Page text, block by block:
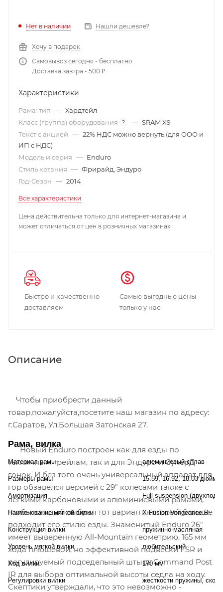
Нет в наличии Нашли дешевле?
Хочу в подарок
Самовывоз сегодня - бесплатно
Доставка завтра - 500 ₽
Характеристики
Рама: тип — Хардтейл
Класс (группа) оборудования
? — SRAM X9
Текст с акцией — 22% НДС можно вернуть (для ООО и
ИП с НДС)
Модель и серия — Enduro
Стиль катания — Фрирайд, Эндуро
Год-Сезон — 2014
Все характеристики
Цена действительна только для интернет-магазина и
может отличаться от цен в розничных магазинах
Быстро и качественно
доставляем
Самые выгодные цены
только у нас
Описание
Чтобы приобрести данный
товар,пожалуйста,посетите наш магазин по адресу:
г.Саратов, Ул.Большая Затонская 27.
Новый Enduro построен как для езды по
техничным трейлам, так и для Эндуро и СуперД
гонок. И без того очень универсальный аппарат для
гор обзавелся версией с 29" колесами также с
легкими карбоновыми и алюминиевыми рамами,
чтобы каждый выбрал тот вариант, который больше
подходит его стилю езды. Знаменитый Enduro 26"
имеет выверенную All-Mountain геометрию, 165 мм
хода плюшевой, но эффективной подвески FSR и
регулируемый подседельный штырь Command Post
IR для выбора оптимальной высоты седла на ходу.
Скептики утверждали, что это невозможно -
Рама, вилка
Материал рамы алюминиевый сплав
Размеры рамы 15.59, 16.92, 18.03 дюйм
Амортизация Full suspension
Наименование мягкой вилки X-Fusion Vengeance R
Конструкция вилки пружинно-масляная
Уровень мягкой вилки любительский
Ход вилки 170 мм
Регулировки вилки жесткости пружины,